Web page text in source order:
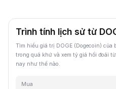
Trình tính lịch sử từ
Tìm hiểu giá trị DOGE (Dogecoin) của
trong quá khứ và xem tỷ giá hối đoái
nay như thế nào.
Mua